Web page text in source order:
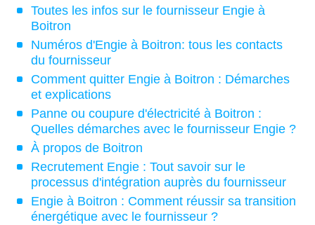
Toutes les infos sur le fournisseur Engie à
Boitron
Numéros d'Engie à Boitron: tous les contacts
du fournisseur
Comment quitter Engie à Boitron : Démarches
et explications
Panne ou coupure d'électricité à Boitron :
Quelles démarches avec le fournisseur Engie ?
À propos de Boitron
Recrutement Engie : Tout savoir sur le
processus d'intégration auprès du fournisseur
Engie à Boitron : Comment réussir sa transition
énergétique avec le fournisseur ?